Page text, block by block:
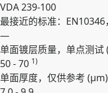
VDA 239-100
最接近的标准：EN10346
—
单面镀层质量，单点测试 (
50 - 70 1)
单面厚度，仅供参考 (µm)